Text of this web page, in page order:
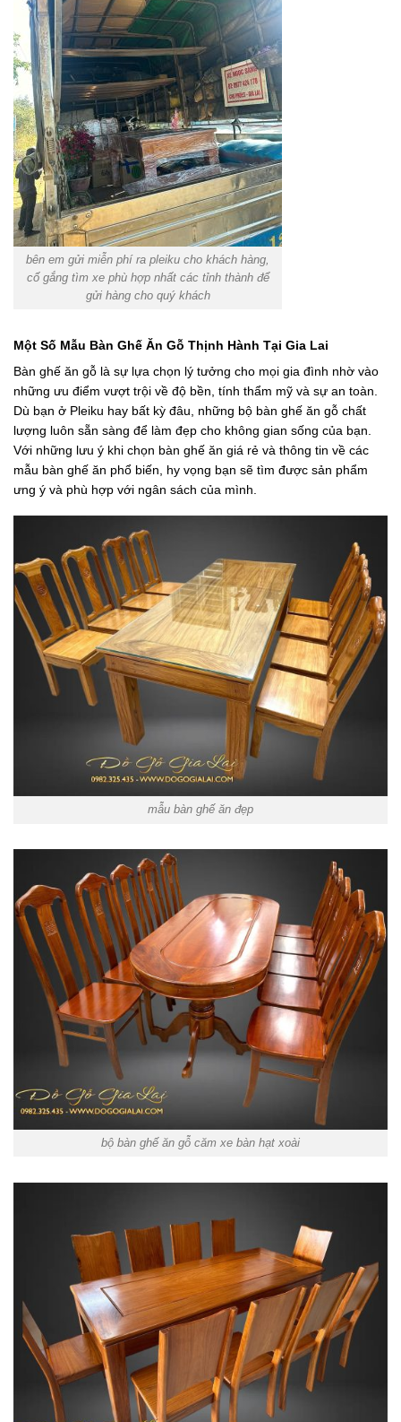
bên em gửi miễn phí ra pleiku cho khách hàng,
cố gắng tìm xe phù hợp nhất các tỉnh thành để
gửi hàng cho quý khách
Một Số Mẫu Bàn Ghế Ăn Gỗ Thịnh Hành Tại Gia Lai
Bàn ghế ăn gỗ là sự lựa chọn lý tưởng cho mọi gia đình nhờ vào
những ưu điểm vượt trội về độ bền, tính thẩm mỹ và sự an toàn.
Dù bạn ở Pleiku hay bất kỳ đâu, những bộ bàn ghế ăn gỗ chất
lượng luôn sẵn sàng để làm đẹp cho không gian sống của bạn.
Với những lưu ý khi chọn bàn ghế ăn giá rẻ và thông tin về các
mẫu bàn ghế ăn phổ biến, hy vọng bạn sẽ tìm được sản phẩm
ưng ý và phù hợp với ngân sách của mình.
mẫu bàn ghế ăn đẹp
bộ bàn ghế ăn gỗ căm xe bàn hạt xoài